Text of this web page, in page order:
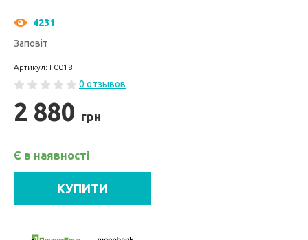
4231
Заповіт
Артикул: F0018
0 отзывов
2 880 грн
Є в наявності
КУПИТИ